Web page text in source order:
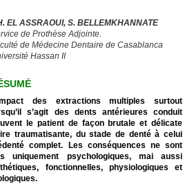
EL ASSRAOUI, S. BELLEMKHANNATE
de Prothèse Adjointe.
de Médecine Dentaire de Casablanca
Hassan II
des extractions multiples surtout
s’agit des dents antérieures conduit
le patient de façon brutale et délicate
traumatisante, du stade de denté à celui
complet. Les conséquences ne sont
uniquement psychologiques, mai aussi
fonctionnelles, physiologiques et